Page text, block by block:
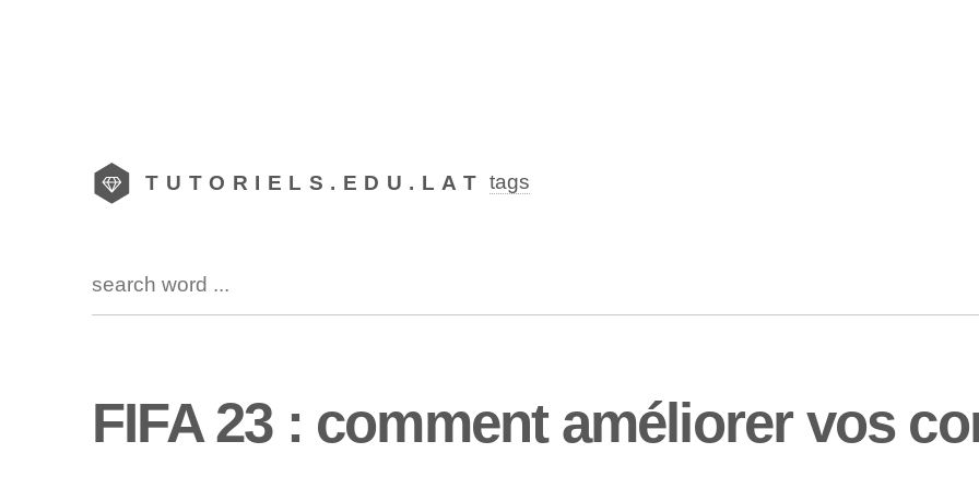
TUTORIELS.EDU.LAT tags
FIFA 23 : comment améliorer vos